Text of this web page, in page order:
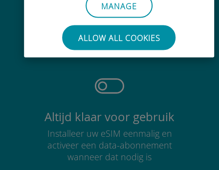
MANAGE
ALLOW ALL COOKIES
Moeiteloos
Je hoeft je bestaande simkaart niet
te verwijderen
Altijd klaar voor gebruik
Installeer uw eSIM eenmalig en
activeer een data-abonnement
wanneer dat nodig is